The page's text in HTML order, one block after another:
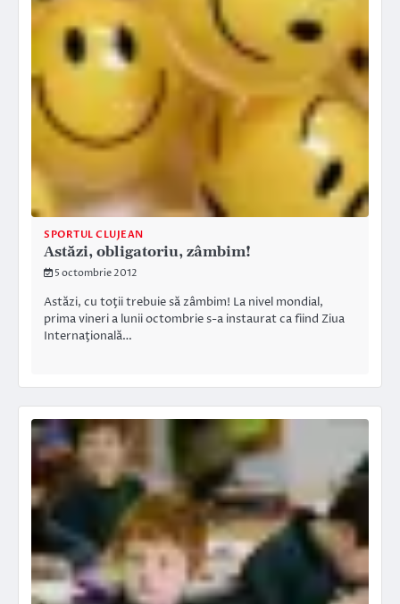
SPORTUL CLUJEAN
Astăzi, obligatoriu, zâmbim!
5 octombrie 2012
Astăzi, cu toţii trebuie să zâmbim! La nivel mondial,
prima vineri a lunii octombrie s-a instaurat ca fiind Ziua
Internaţională…